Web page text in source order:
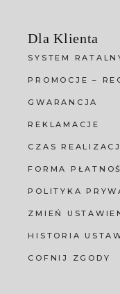
Dla Klienta
SYSTEM
PROMOCJE –
GWARANCJA
REKLAMACJE
CZAS
FORMA
POLITYKA
ZMIEŃ
HISTORIA
COFNIJ ZGODY